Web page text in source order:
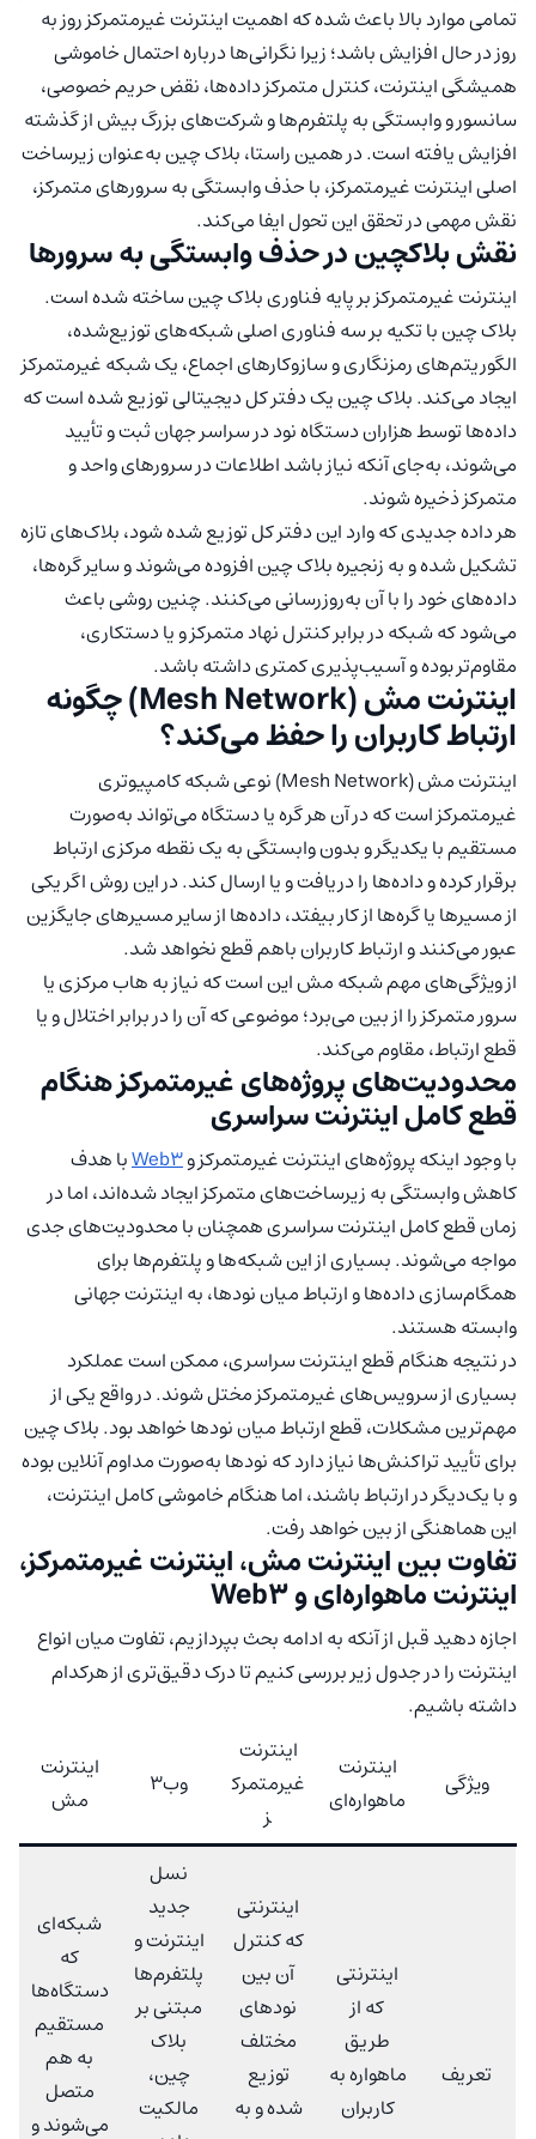
تمامی موارد بالا باعث شده که اهمیت اینترنت غیرمتمرکز روز به
روز در حال افزایش باشد؛ زیرا نگرانی‌ها درباره احتمال خاموشی
همیشگی اینترنت، کنترل متمرکز داده‌ها، نقض حریم خصوصی،
سانسور و وابستگی به پلتفرم‌‌ها و شرکت‌های بزرگ بیش از گذشته
افزایش یافته است. در همین راستا، بلاک چین به‌عنوان زیرساخت
اصلی اینترنت غیرمتمرکز، با حذف وابستگی به سرورهای متمرکز،
نقش مهمی در تحقق این تحول ایفا می‌کند.
نقش بلاکچین در حذف وابستگی به سرورها
اینترنت غیرمتمرکز بر پایه فناوری بلاک چین ساخته شده است.
بلاک چین با تکیه بر سه فناوری اصلی شبکه‌های توزیع‌شده،
الگوریتم‌های رمزنگاری و سازوکارهای اجماع، یک شبکه غیرمتمرکز
ایجاد می‌کند. بلاک چین یک دفتر کل دیجیتالی توزیع شده است که
داده‌ها توسط هزاران دستگاه نود در سراسر جهان ثبت و تأیید
می‌شوند، به‌جای آنکه نیاز باشد اطلاعات در سرورهای واحد و
متمرکز ذخیره شوند.
هر داده جدیدی که وارد این دفتر کل توزیع شده شود، بلاک‌های تازه
تشکیل شده و به زنجیره بلاک چین افزوده می‌شوند و سایر گره‌ها،
داده‌های خود را با آن به‌روزرسانی می‌کنند. چنین روشی باعث
می‌شود که شبکه در برابر کنترل نهاد متمرکز و یا دستکاری،
مقاوم‌تر بوده و آسیب‌پذیری کمتری داشته باشد.
اینترنت مش (Mesh Network) چگونه
ارتباط کاربران را حفظ می‌کند؟
اینترنت مش (Mesh Network) نوعی شبکه کامپیوتری
غیرمتمرکز است که در آن هر گره یا دستگاه می‌تواند به‌صورت
مستقیم با یکدیگر و بدون وابستگی به یک نقطه مرکزی ارتباط
برقرار کرده و داده‌ها را دریافت و یا ارسال کند. در این روش اگر یکی
از مسیرها یا گره‌ها از کار بیفتد، داده‌ها از سایر مسیرهای جایگزین
عبور می‌کنند و ارتباط کاربران باهم قطع نخواهد شد.
از ویژگی‌های مهم شبکه مش این است که نیاز به هاب مرکزی یا
سرور متمرکز را از بین می‌برد؛ موضوعی که آن را در برابر اختلال و یا
قطع ارتباط، مقاوم می‌کند.
محدودیت‌های پروژه‌های غیرمتمرکز هنگام
قطع کامل اینترنت سراسری
با وجود اینکه پروژه‌های اینترنت غیرمتمرکز وWeb3با هدف
کاهش وابستگی به زیرساخت‌های متمرکز ایجاد شده‌اند، اما در
زمان قطع کامل اینترنت سراسری همچنان با محدودیت‌های جدی
مواجه می‌شوند. بسیاری از این شبکه‌ها و پلتفرم‌ها برای
همگام‌سازی داده‌ها و ارتباط میان نودها، به اینترنت جهانی
وابسته هستند.
در نتیجه هنگام قطع اینترنت سراسری، ممکن است عملکرد
بسیاری از سرویس‌های غیرمتمرکز مختل شوند. در واقع یکی از
مهم‌ترین مشکلات، قطع ارتباط میان نودها خواهد بود. بلاک چین
برای تأیید تراکنش‌ها نیاز دارد که نودها به‌صورت مداوم آنلاین بوده
و با یک‌دیگر در ارتباط باشند، اما هنگام خاموشی کامل اینترنت،
این هماهنگی از بین خواهد رفت.
تفاوت بین اینترنت مش، اینترنت غیرمتمرکز،
اینترنت ماهواره‌ای و Web3
اجازه دهید قبل از آنکه به ادامه بحث بپردازیم، تفاوت میان انواع
اینترنت را در جدول زیر بررسی کنیم تا درک دقیق‌تری از هرکدام
داشته باشیم.
ویژگی
اینترنت
ماهواره‌ای
اینترنت
غیرمتمرک
ز
وب۳
اینترنت
مش
تعریف
اینترنتی
که از
طریق
ماهواره به
کاربران
اینترنتی
که کنترل
آن بین
نودهای
مختلف
توزیع
شده و به
نسل
جدید
اینترنت و
پلتفرم‌ها
مبتنی بر
بلاک
چین،
مالکیت
شبکه‌ای
که
دستگاه‌ها
مستقیم
به هم
متصل
می‌شوند و